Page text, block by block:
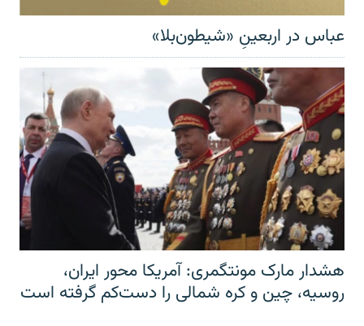
عباس در اربعینِ «شیطون‌بلا»
هشدار مارک مونتگمری: آمریکا محور ایران،
روسیه، چین و کره شمالی را دست‌کم گرفته است